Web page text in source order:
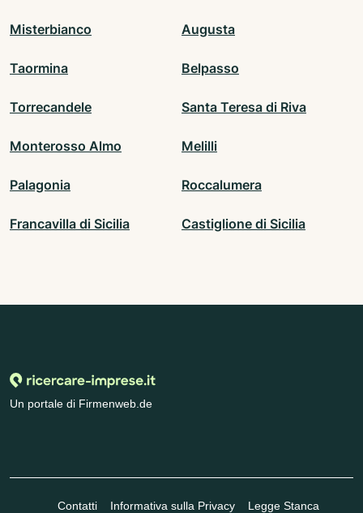
Misterbianco Augusta
Taormina Belpasso
Torrecandele Santa Teresa di Riva
Monterosso Almo Melilli
Palagonia Roccalumera
Francavilla di Sicilia Castiglione di Sicilia
Un portale di Firmenweb.de
Contatti Informativa sulla Privacy Legge Stanca